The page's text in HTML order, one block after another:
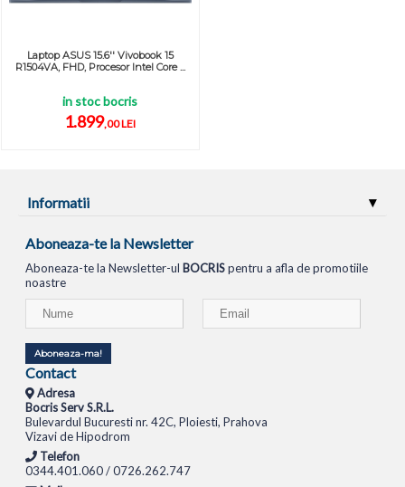
Laptop ASUS 15.6'' Vivobook 15
R1504VA, FHD, Procesor Intel Core ...
in stoc bocris
1.899,00 LEI
Informatii
Aboneaza-te la Newsletter
Aboneaza-te la Newsletter-ul BOCRISpentru a afla de promotiile
noastre
Aboneaza-ma!
Contact
Adresa
Bocris Serv S.R.L.
Bulevardul Bucuresti nr. 42C, Ploiesti, Prahova
Vizavi de Hipodrom
Telefon
0344.401.060 / 0726.262.747